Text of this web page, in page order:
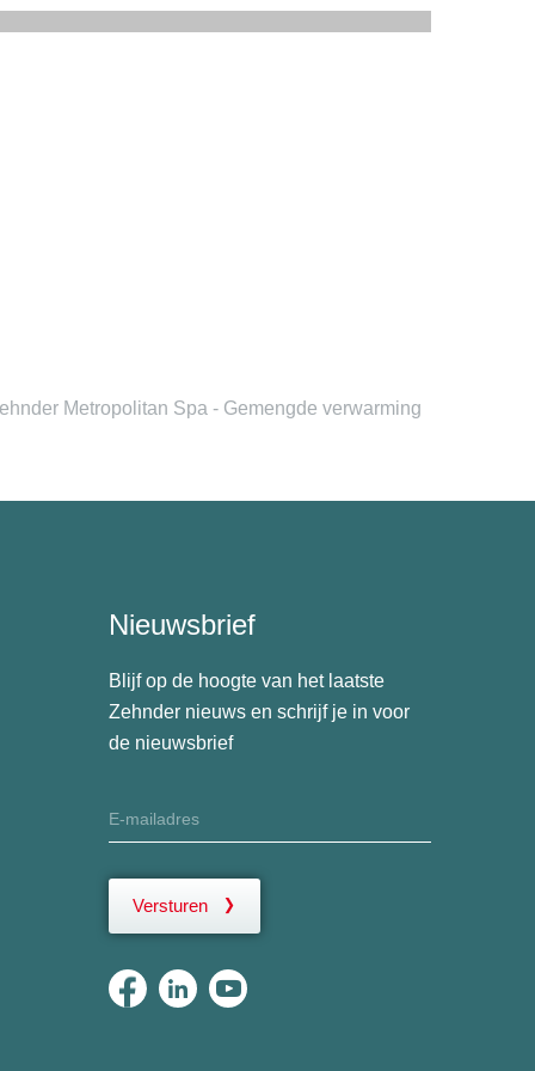
Metropolitan Spa - Gemengde verwarming
Nieuwsbrief
Blijf op de hoogte van het laatste
Zehnder nieuws en schrijf je in voor
de nieuwsbrief
Versturen